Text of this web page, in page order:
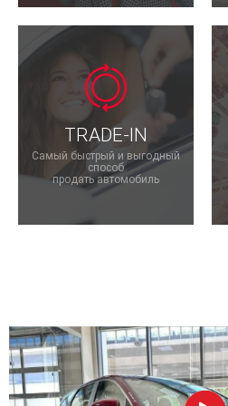
TRADE-IN
Самый быстрый и выгодный
способ
продать автомобиль